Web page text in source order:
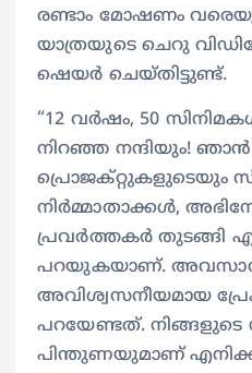
രണ്ടാം മോഷണം
യാത്രയുടെ ചെറു
ഷെയർ ചെയ്തിട്ടുണ്ട്.
“12 വർഷം, 50
നിറഞ്ഞ നന്ദിയും! ഞാൻ
പ്രൊജക്‌റ്റുകളുടെയും
നിർമ്മാതാക്കൾ,
പ്രവർത്തകർ തുടങ്ങി
പറയുകയാണ്.
അവിശ്വസനീയമായ
പറയേണ്ടത്.
പിന്തുണയുമാണ്